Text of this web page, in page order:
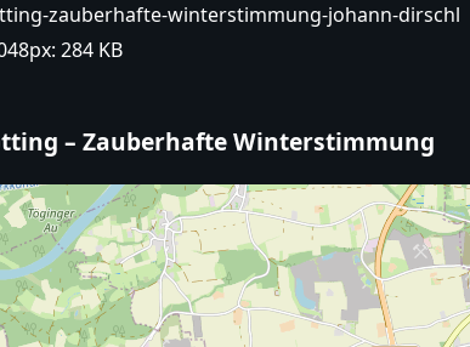
zauberhafte-winterstimmung-johann-dirschl
284 KB
– Zauberhafte Winterstimmung